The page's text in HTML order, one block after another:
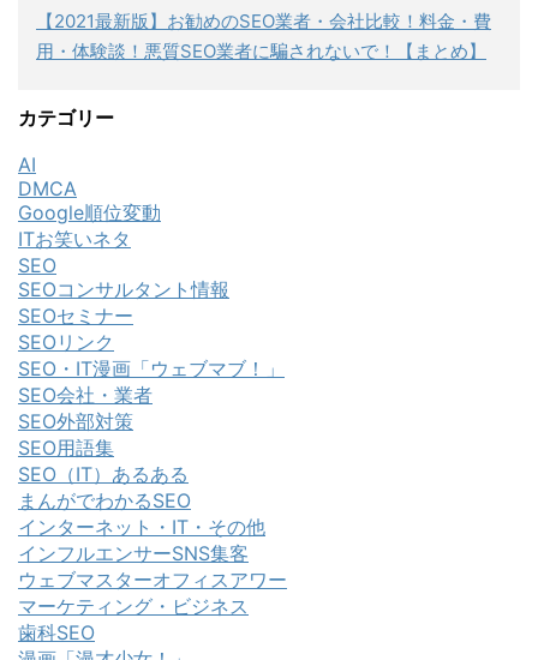
【2021最新版】お勧めのSEO業者・会社比較！料金・費
用・体験談！悪質SEO業者に騙されないで！【まとめ】
カテゴリー
AI
DMCA
Google順位変動
ITお笑いネタ
SEO
SEOコンサルタント情報
SEOセミナー
SEOリンク
SEO・IT漫画「ウェブマブ！」
SEO会社・業者
SEO外部対策
SEO用語集
SEO（IT）あるある
まんがでわかるSEO
インターネット・IT・その他
インフルエンサーSNS集客
ウェブマスターオフィスアワー
マーケティング・ビジネス
歯科SEO